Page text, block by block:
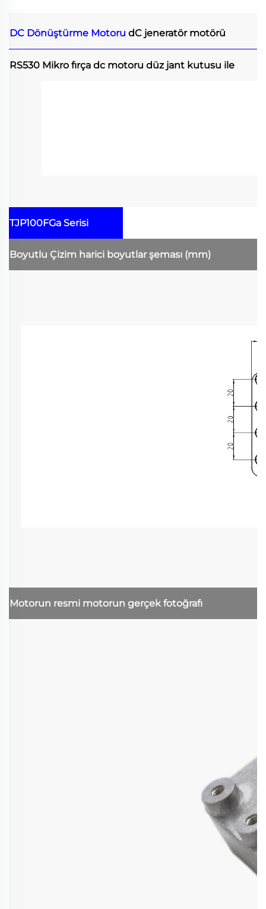
DC Dönüştürme Motoru dC jeneratör motörü
RS530 Mikro fırça dc motoru düz jant kutusu ile
TJP100FGa Serisi
Boyutlu Çizim harici boyutlar şeması (mm)
Motorun resmi motorun gerçek fotoğrafı